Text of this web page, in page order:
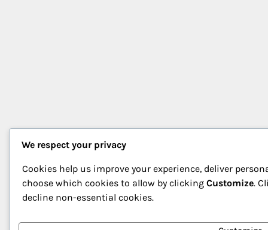
We respect your privacy
Cookies help us improve your experience, deliver
choose which cookies to allow by clicking Customize.
decline non-essential cookies.